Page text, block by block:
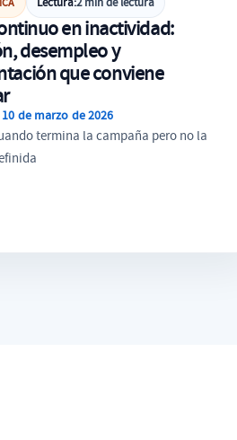
en inactividad:
desempleo y
que conviene
de marzo de 2026
termina la campaña pero no la